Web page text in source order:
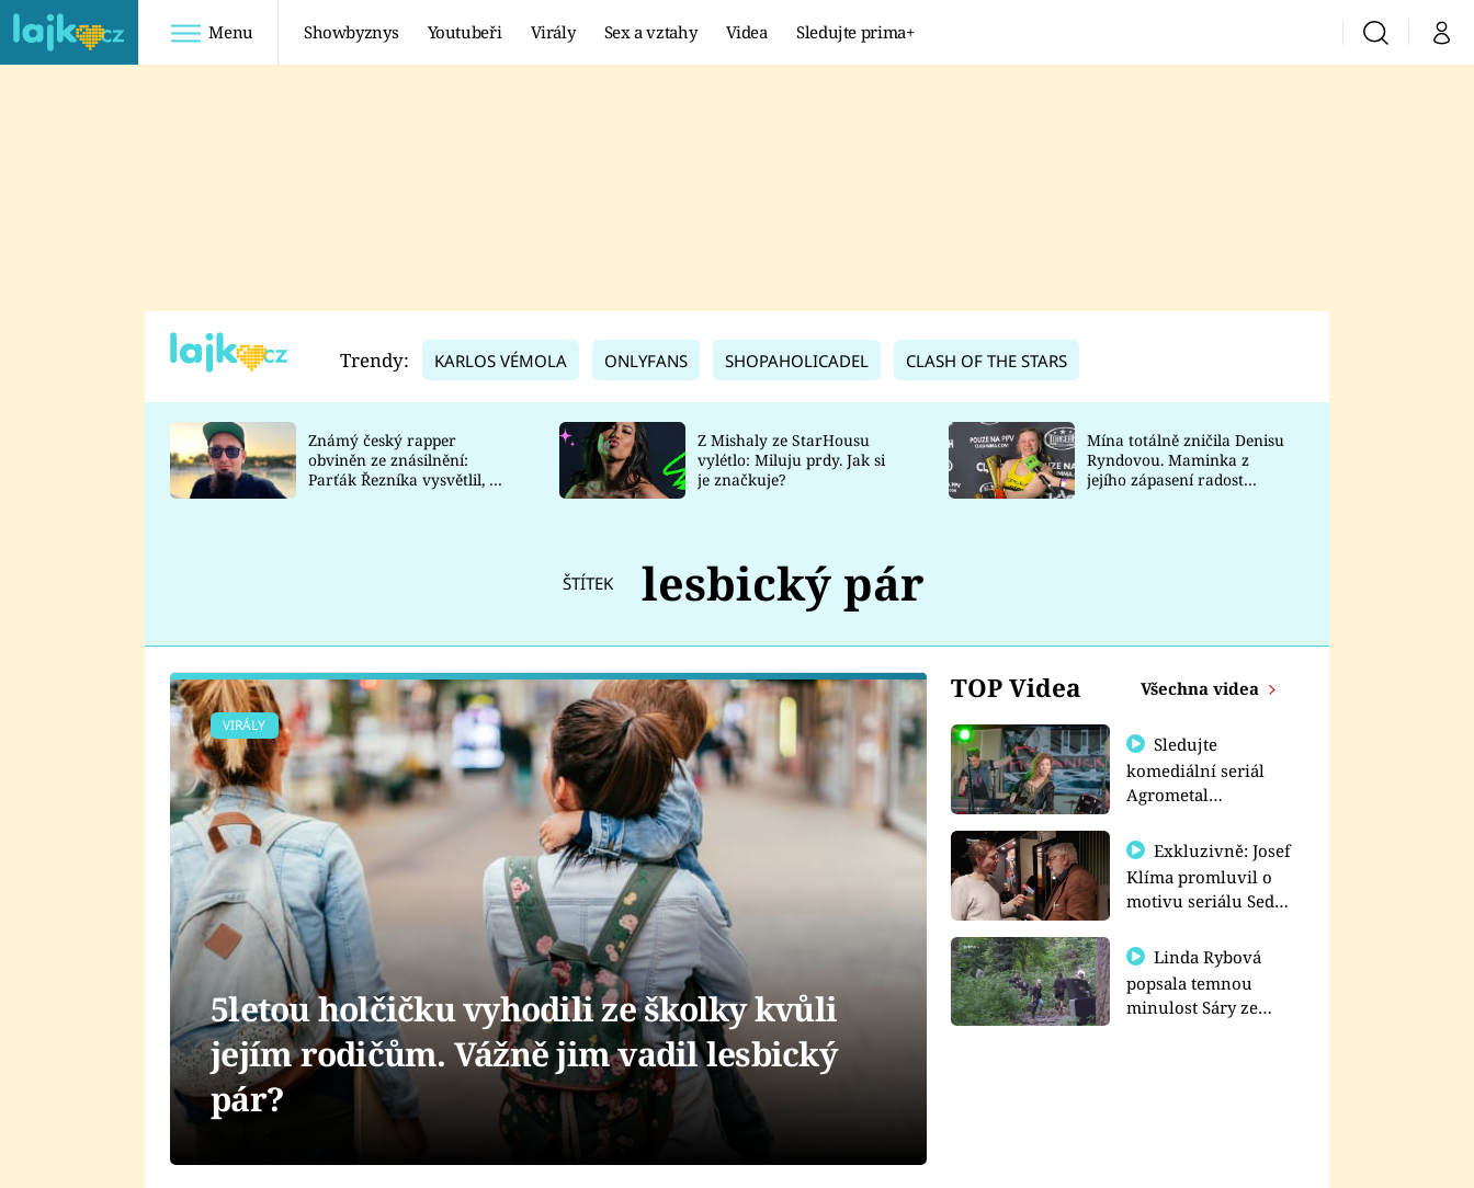
Menu Showbyznys Youtubeři Virály Sex a vztahy Videa Sledujte prima+ VyhledáváníMůj
TADEÁŠ KUBĚNKA
DATEL
Prima Lajk
Sledujte nás
Trendy: KARLOS VÉMOLA ONLYFANS SHOPAHOLICADEL CLASH OF THE STARS
Známý český rapper
obviněn ze znásilnění:
Parťák Řezníka vysvětlil, co
Z Mishaly ze StarHousu
vylétlo: Miluju prdy. Jak si
je značkuje?
Mína totálně zničila Denisu
Ryndovou. Maminka z
jejího zápasení radost
ŠTÍTEK lesbický pár
TOP Videa Všechna videa
Sledujte
komediální seriál
Agrometal
prima+
Exkluzivně: Josef
Klíma promluvil o
motivu seriálu Sedm
Linda Rybová
popsala temnou
minulost Sáry ze
VIRÁLY
5letou holčičku vyhodili ze školky kvůli
jejím rodičům. Vážně jim vadil lesbický
pár?